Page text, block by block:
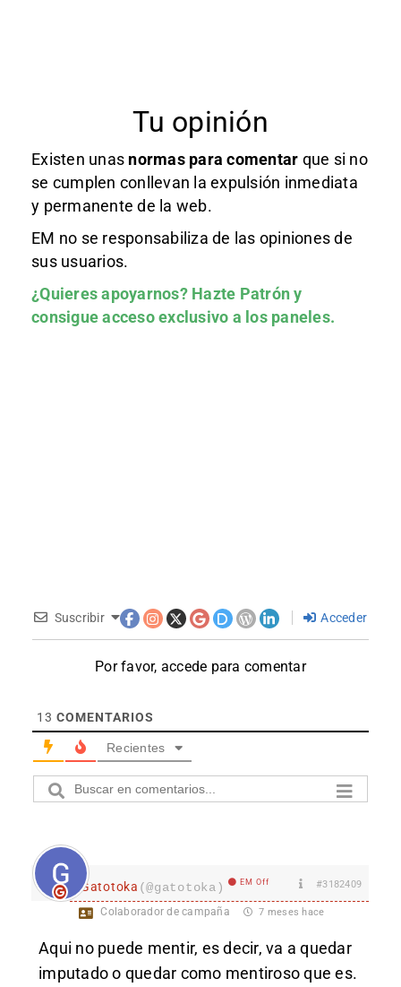
Tu opinión
Existen unas normas para comentar que si no
se cumplen conllevan la expulsión inmediata
y permanente de la web.
EM no se responsabiliza de las opiniones de
sus usuarios.
¿Quieres apoyarnos? Hazte Patróny
consigue acceso exclusivo a los paneles.
Suscribir Acceder
Por favor, accede para comentar
13 COMENTARIOS
Recientes
Gatotoka (@gatotoka) EM Off #3182409
Colaborador de campaña 7 meses hace
Aqui no puede mentir, es decir, va a quedar
imputado o quedar como mentiroso que es.